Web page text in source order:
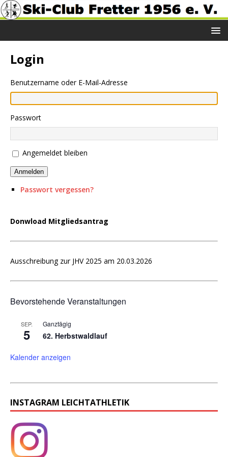
Login
Benutzername oder E-Mail-Adresse
Passwort
Angemeldet bleiben
Anmelden
Passwort vergessen?
Donwload Mitgliedsantrag
Ausschreibung zur JHV 2025 am 20.03.2026
Bevorstehende Veranstaltungen
SEP.
5
Ganztägig
62. Herbstwaldlauf
Kalender anzeigen
INSTAGRAM LEICHTATHLETIK